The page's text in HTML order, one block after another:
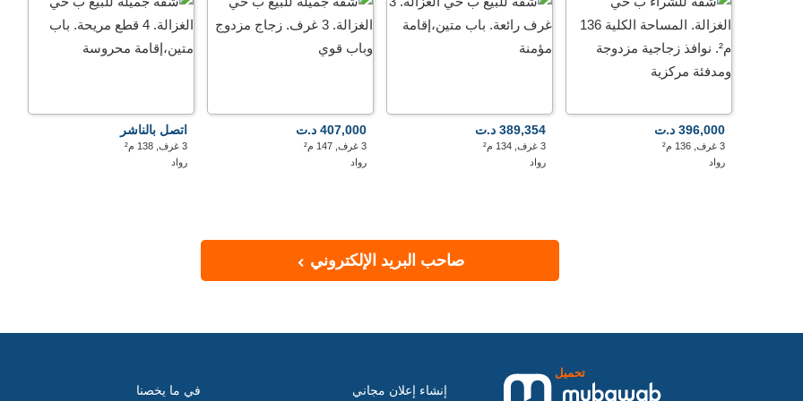
396,000 د.ت
3 غرف, 136 م²
رواد
389,354 د.ت
3 غرف, 134 م²
رواد
407,000 د.ت
3 غرف, 147 م²
رواد
اتصل بالناشر
3 غرف, 138 م²
رواد
صاحب البريد الإلكتروني
تحميل
إنشاء إعلان مجاني في ما يخصنا